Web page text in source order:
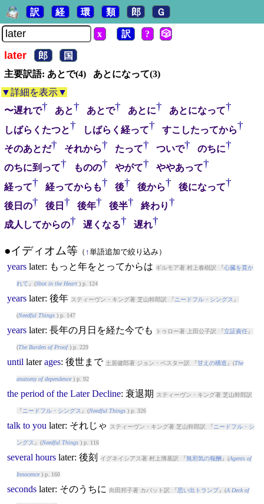
訳 経 環 類 郎 Ｇ
x 訳 ? 🎲
later 郎
国
主要訳語: あとで(4) あとになって(3)
▼詳細を表示▼
〜遅れで† あと† あとで† あとに† あとになって†
しばらくたつと† しばらく経って† すこしたってから†
そのあとだ† それから† たって† ついで† のちに†
のちに到って† ものの† やがて† ややあって†
経って† 経ってからも† 後† 後から† 後になって†
後日の† 後日 † 後年† 後半† 終わり†
成人してからの† 遅くなる† 遅れ†
●イディオム等（ ↑単語追加で絞り込み）
years later: もっと年をとってからは ギルモア著 村上春樹訳 『心臓を貫か
れて 』(Shot in the Heart) p. 124
years later: 後年 スティーヴン・キング著 芝山幹郎訳 『 ニードフル・シングス 』
(Needful Things) p. 147
years later: 長年の月日を経た今でも トゥロー著 上田公子訳 『 立証責任』
(The Burden of Proof) p. 229
until later ages: 後世まで 土居健郎著 ジョン・ベスター訳 『甘えの構造 』(The
anatomy of dependence) p. 92
the period of the Later Decline: 衰退期 スティーヴン・キング著 芝山幹郎訳
『 ニードフル・シングス 』(Needful Things) p. 326
talk to you later: それじゃ スティーヴン・キング著 芝山幹郎訳 『 ニードフル・シ
ングス 』(Needful Things) p. 116
several hours later: 後刻 イグネイシアス著 村上博基訳 『無邪気の報酬 』(Agents of
Innocence) p. 160
seconds later: そのうちに 向田邦子著 カバット訳 『思い出トランプ』(A Deck of